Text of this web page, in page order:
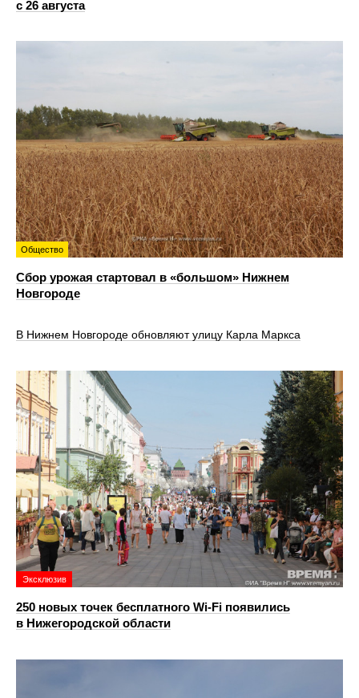
с 26 августа
Общество
Сбор урожая стартовал в «большом» Нижнем
Новгороде
В Нижнем Новгороде обновляют улицу Карла Маркса
Эксклюзив
250 новых точек бесплатного Wi-Fi появились
в Нижегородской области